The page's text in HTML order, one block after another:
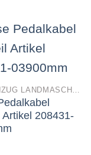
Artikel 208431-